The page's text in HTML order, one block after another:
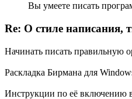
Вы умеете писать
Re: О стиле написания,
Начинать писать правильную
Раскладка Бирмана для
Инструкции по её включению